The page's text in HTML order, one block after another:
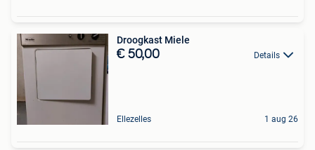
Droogkast Miele
€ 50,00 Details
Ellezelles 1 aug 26